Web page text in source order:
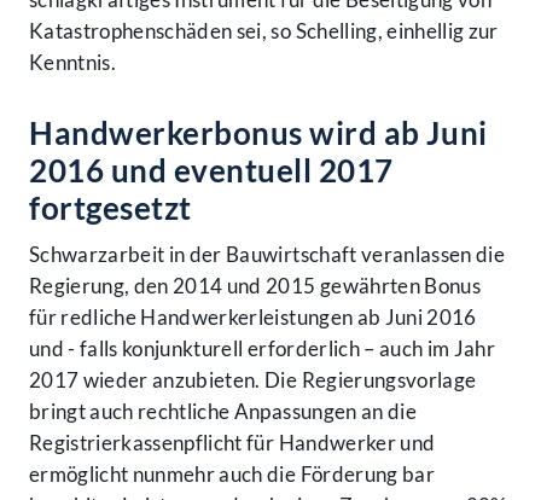
Katastrophenschäden sei, so Schelling, einhellig zur
Kenntnis.
Handwerkerbonus wird ab Juni
2016 und eventuell 2017
fortgesetzt
Schwarzarbeit in der Bauwirtschaft veranlassen die
Regierung, den 2014 und 2015 gewährten Bonus
für redliche Handwerkerleistungen ab Juni 2016
und - falls konjunkturell erforderlich – auch im Jahr
2017 wieder anzubieten. Die Regierungsvorlage
bringt auch rechtliche Anpassungen an die
Registrierkassenpflicht für Handwerker und
ermöglicht nunmehr auch die Förderung bar